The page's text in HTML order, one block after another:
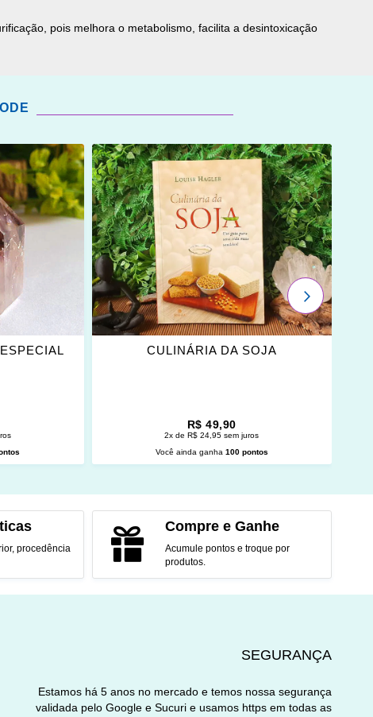
pois melhora o metabolismo, facilita a desintoxicação
ADICIONAR
OS
FAVORITOS
CULINÁRIA DA SOJA
R$ 49,90
2x de R$ 24,95 sem juros
Você ainda ganha 100 pontos
PRÓXIMO
procedência
Compre e Ganhe
Acumule pontos e troque por
produtos.
SEGURANÇA
Estamos há 5 anos no mercado e temos nossa segurança
validada pelo Google e Sucuri e usamos https em todas as